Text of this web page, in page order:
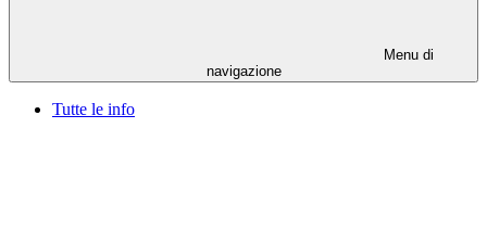
Menu di
navigazione
Tutte le info